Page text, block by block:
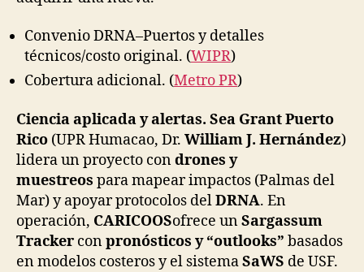
Convenio DRNA–Puertos y detalles
técnicos/costo original. (WIPR)
Cobertura adicional. (Metro PR)
Ciencia aplicada y alertas. Sea Grant Puerto
Rico (UPR Humacao, Dr. William J. Hernández)
lidera un proyecto condrones y
muestreos para mapear impactos (Palmas del
Mar) y apoyar protocolos delDRNA. En
operación, CARICOOSofrece unSargassum
Tracker conpronósticos y “outlooks” basados
en modelos costeros y el sistemaSaWS de USF.